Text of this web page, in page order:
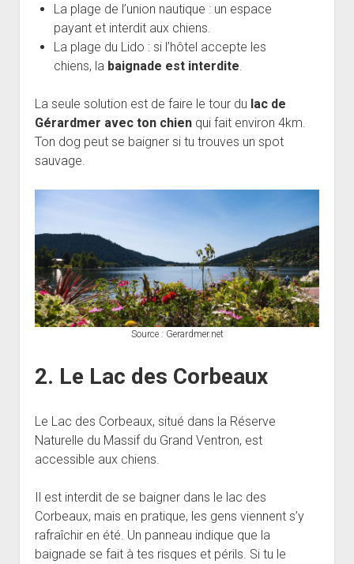
La plage de l’union nautique : un espace
payant et interdit aux chiens.
La plage du Lido : si l’hôtel accepte les
chiens, la baignade est interdite
La seule solution est de faire le tour du lac de
Gérardmer avec ton chienqui fait environ 4km.
Ton dog peut se baigner si tu trouves un spot
sauvage.
Source : Gerardmer.net
2. Le Lac des Corbeaux
Le Lac des Corbeaux, situé dans la Réserve
Naturelle du Massif du Grand Ventron, est
accessible aux chiens.
Il est interdit de se baigner dans le lac des
Corbeaux, mais en pratique, les gens viennent s’y
rafraîchir en été. Un panneau indique que la
baignade se fait à tes risques et périls. Si tu le